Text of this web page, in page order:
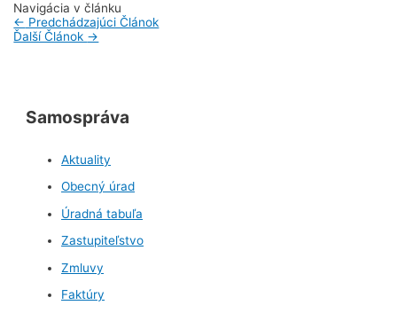
Samospráva
Aktuality
Obecný úrad
Úradná tabuľa
Zastupiteľstvo
Zmluvy
Faktúry
Navigácia v článku
← Predchádzajúci Článok
Ďalší Článok →